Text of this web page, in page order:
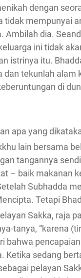
dengan
tidak mempunyai
Ambilah dia.
ini tidak
istrinya itu.
dan tekunlah alam
di
apa yang
lain bersama
tangannya
– baik makanan
Subhadda
Tetapi
Sakka, raja
tanya, “karena
bahwa
Ketika sedang
pelayan